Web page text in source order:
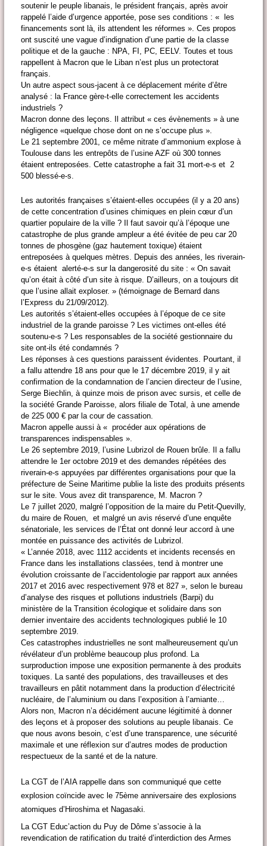
soutenir le peuple libanais, le président français, après avoir
rappelé l’aide d’urgence apportée, pose ses conditions : « les
financements sont là, ils attendent les réformes ». Ces propos
ont suscité une vague d’indignation d’une partie de la classe
politique et de la gauche : NPA, FI, PC, EELV. Toutes et tous
rappellent à Macron que le Liban n’est plus un protectorat
français.
Un autre aspect sous-jacent à ce déplacement mérite d’être
analysé : la France gère-t-elle correctement les accidents
industriels ?
Macron donne des leçons. Il attribut « ces évènements » à une
négligence «quelque chose dont on ne s’occupe plus ».
Le 21 septembre 2001, ce même nitrate d’ammonium explose à
Toulouse dans les entrepôts de l’usine AZF où 300 tonnes
étaient entreposées. Cette catastrophe a fait 31 mort-e-s et 2
500 blessé-e-s.
Les autorités françaises s’étaient-elles occupées (il y a 20 ans)
de cette concentration d’usines chimiques en plein cœur d’un
quartier populaire de la ville ? Il faut savoir qu’à l’époque une
catastrophe de plus grande ampleur a été évitée de peu car 20
tonnes de phosgène (gaz hautement toxique) étaient
entreposées à quelques mètres. Depuis des années, les riverain-
e-s étaient alerté-e-s sur la dangerosité du site : « On savait
qu’on était à côté d’un site à risque. D’ailleurs, on a toujours dit
que l’usine allait exploser. »(témoignage de Bernard dans
l’Express du 21/09/2012).
Les autorités s’étaient-elles occupées à l’époque de ce site
industriel de la grande paroisse ? Les victimes ont-elles été
soutenu-e-s ? Les responsables de la société gestionnaire du
site ont-ils été condamnés ?
Les réponses à ces questions paraissent évidentes. Pourtant, il
a fallu attendre 18 ans pour que le 17 décembre 2019, il y ait
confirmation de la condamnation de l’ancien directeur de l’usine,
Serge Biechlin, à quinze mois de prison avec sursis, et celle de
la société Grande Paroisse, alors filiale de Total, à une amende
de 225 000 € par la cour de cassation.
Macron appelle aussi à « procéder aux opérations de
transparences indispensables ».
Le 26 septembre 2019, l’usine Lubrizol de Rouen brûle. Il a fallu
attendre le 1er octobre 2019 et des demandes répétées des
riverain-e-s appuyées par différentes organisations pour que la
préfecture de Seine Maritime publie la liste des produits présents
sur le site. Vous avez dit transparence, M. Macron ?
Le 7 juillet 2020, malgré l’opposition de la maire du Petit-Quevilly,
du maire de Rouen, et malgré un avis réservé d’une enquête
sénatoriale, les services de l’État ont donné leur accord à une
montée en puissance des activités de Lubrizol.
« L’année 2018, avec 1112 accidents et incidents recensés en
France dans les installations classées, tend à montrer une
évolution croissante de l’accidentologie par rapport aux années
2017 et 2016 avec respectivement 978 et 827 », selon le bureau
d’analyse des risques et pollutions industriels (Barpi) du
ministère de la Transition écologique et solidaire dans son
dernier inventaire des accidents technologiques publié le 10
septembre 2019.
Ces catastrophes industrielles ne sont malheureusement qu’un
révélateur d’un problème beaucoup plus profond. La
surproduction impose une exposition permanente à des produits
toxiques. La santé des populations, des travailleuses et des
travailleurs en pâtit notamment dans la production d’électricité
nucléaire, de l’aluminium ou dans l’exposition à l’amiante…
Alors non, Macron n’a décidément aucune légitimité à donner
des leçons et à proposer des solutions au peuple libanais. Ce
que nous avons besoin, c’est d’une transparence, une sécurité
maximale et une réflexion sur d’autres modes de production
respectueux de la santé et de la nature.
La CGT de l’AIA rappelle dans son communiqué que cette
explosion coïncide avec le 75ème anniversaire des explosions
atomiques d’Hiroshima et Nagasaki.
La CGT Educ’action du Puy de Dôme s’associe à la
revendication de ratification du traité d’interdiction des Armes